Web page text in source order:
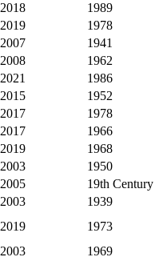
2018
1989
2019
1978
2007
1941
2008
1962
2021
1986
2015
1952
2017
1978
2017
1966
2019
1968
2003
1950
2005
19th Century
2003
1939
2019
1973
2003
1969